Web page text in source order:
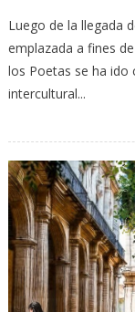
Luego de la llegada
emplazada a fines
los Poetas se ha ido
intercultural...